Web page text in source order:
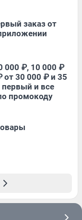
заказ от
000 ₽, 10 000 ₽
от 30 000 ₽ и 35
и все
промокоду